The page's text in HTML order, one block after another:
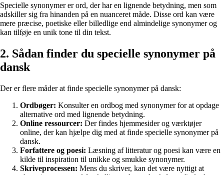
Specielle synonymer er ord, der har en lignende betydning, men som
adskiller sig fra hinanden på en nuanceret måde. Disse ord kan være
mere præcise, poetiske eller billedlige end almindelige synonymer og
kan tilføje en unik tone til din tekst.
2. Sådan finder du specielle synonymer på
dansk
Der er flere måder at finde specielle synonymer på dansk:
Ordbøger: Konsulter en ordbog med synonymer for at opdage
alternative ord med lignende betydning.
Online ressourcer: Der findes hjemmesider og værktøjer
online, der kan hjælpe dig med at finde specielle synonymer på
dansk.
Forfattere og poesi: Læsning af litteratur og poesi kan være en
kilde til inspiration til unikke og smukke synonymer.
Skriveprocessen: Mens du skriver, kan det være nyttigt at